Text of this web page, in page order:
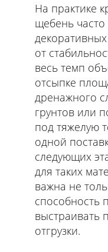
На практике
щебень
от
весь темп
отсыпке
дренажного
грунтов или
под тяжелую
одной
следующих
для таких
важна не
способность
выстраивать
отгрузки.